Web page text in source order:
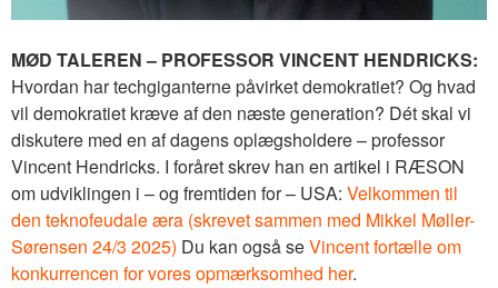
MØD TALEREN – PROFESSOR VINCENT HENDRICKS:
Hvordan har techgiganterne påvirket demokratiet? Og hvad
vil demokratiet kræve af den næste generation? Dét skal vi
diskutere med en af dagens oplægsholdere – professor
Vincent Hendricks. I foråret skrev han en artikel i RÆSON
om udviklingen i – og fremtiden for – USA: Velkommen til
den teknofeudale æra (skrevet sammen med Mikkel Møller-
Sørensen 24/3 2025) Du kan også seVincent fortælle om
konkurrencen for vores opmærksomhed her.